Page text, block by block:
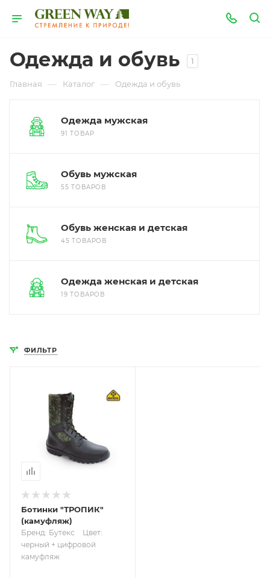
Одежда и обувь 1
Главная — Каталог — Одежда и обувь
Одежда мужская
91 ТОВАР
Обувь мужская
55 ТОВАРОВ
Обувь женская и детская
45 ТОВАРОВ
Одежда женская и детская
19 ТОВАРОВ
ФИЛЬТР
Ботинки "ТРОПИК"
(камуфляж)
Бренд: Бутекс
Цвет:
черный + цифровой
камуфляж